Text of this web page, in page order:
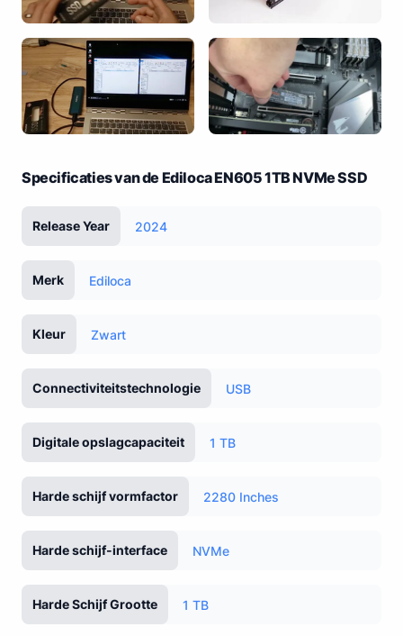
Specificaties van de Ediloca EN605 1TB NVMe SSD
Release Year 2024
Merk Ediloca
Kleur Zwart
Connectiviteitstechnologie USB
Digitale opslagcapaciteit 1 TB
Harde schijf vormfactor 2280 Inches
Harde schijf-interface NVMe
Harde Schijf Grootte 1 TB